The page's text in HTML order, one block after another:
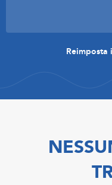
Reimposta